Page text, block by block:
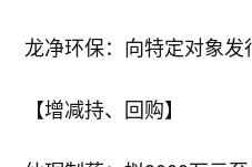
龙净环保：向特定对象
【增减持、回购】